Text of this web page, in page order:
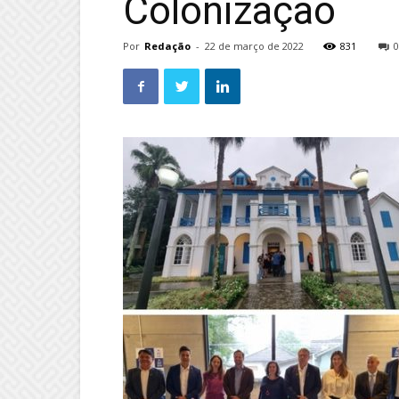
Colonização
Por Redação - 22 de março de 2022 831 0